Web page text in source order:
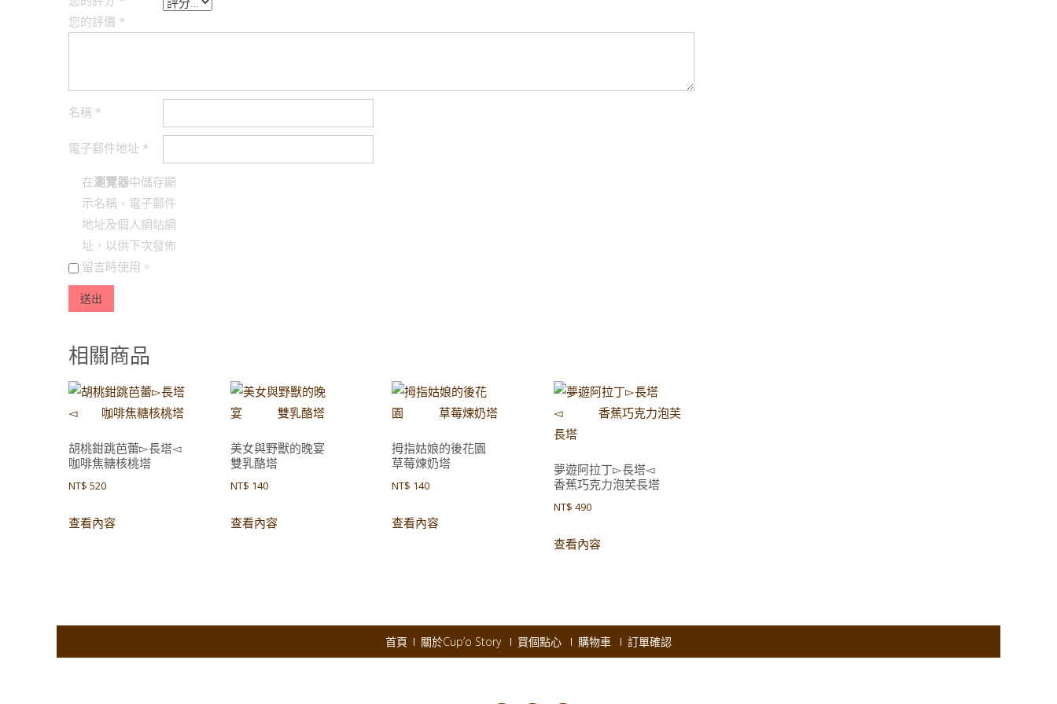
您的評價 *
名稱 *
電子郵件地址 *
在瀏覽器中儲存顯
示名稱、電子郵件
地址及個人網站網
址，以供下次發佈
留言時使用。
相關商品
胡桃鉗跳芭蕾▻長塔◅
咖啡焦糖核桃塔
NT$ 520
查看內容
美女與野獸的晚宴
雙乳酪塔
NT$ 140
查看內容
拇指姑娘的後花園
草莓煉奶塔
NT$ 140
查看內容
夢遊阿拉丁▻長塔◅
香蕉巧克力泡芙長塔
NT$ 490
查看內容
首頁 關於Cup’o Story 買個點心 購物車 訂單確認